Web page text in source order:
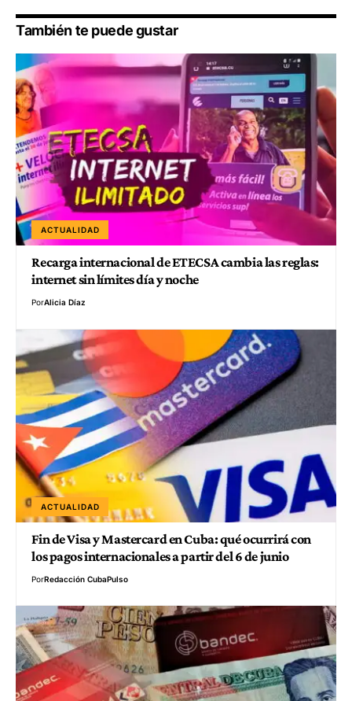
También te puede gustar
ACTUALIDAD
Recarga internacional de ETECSA cambia las reglas:
internet sin límites día y noche
PorAlicia Díaz
ACTUALIDAD
Fin de Visa y Mastercard en Cuba: qué ocurrirá con
los pagos internacionales a partir del 6 de junio
PorRedacción CubaPulso